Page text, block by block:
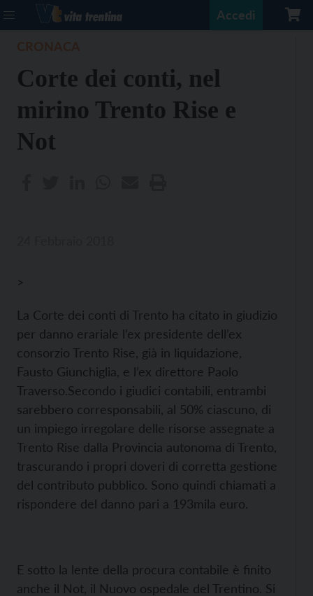
Accedi
Corte dei conti, nel
mirino Trento Rise e
Not
>
La Corte dei conti di Trento ha citato in giudizio
per danno erariale l’ex presidente dell’ex
consorzio Trento Rise, già in liquidazione,
Fausto Giunchiglia, e l’ex direttore Paolo
Traverso.Secondo i giudici contabili, entrambi
sarebbero corresponsabili, al 50% ciascuno, di
un impiego irregolare delle risorse assegnate a
Trento Rise dalla Provincia autonoma di Trento,
trascurando i propri doveri di corretta gestione
del contributo pubblico. Sono quindi chiamati a
rispondere del danno pari a 193mila euro.
E sotto la lente della procura contabile è finito
anche il Not, il Nuovo ospedale del Trentino. Si